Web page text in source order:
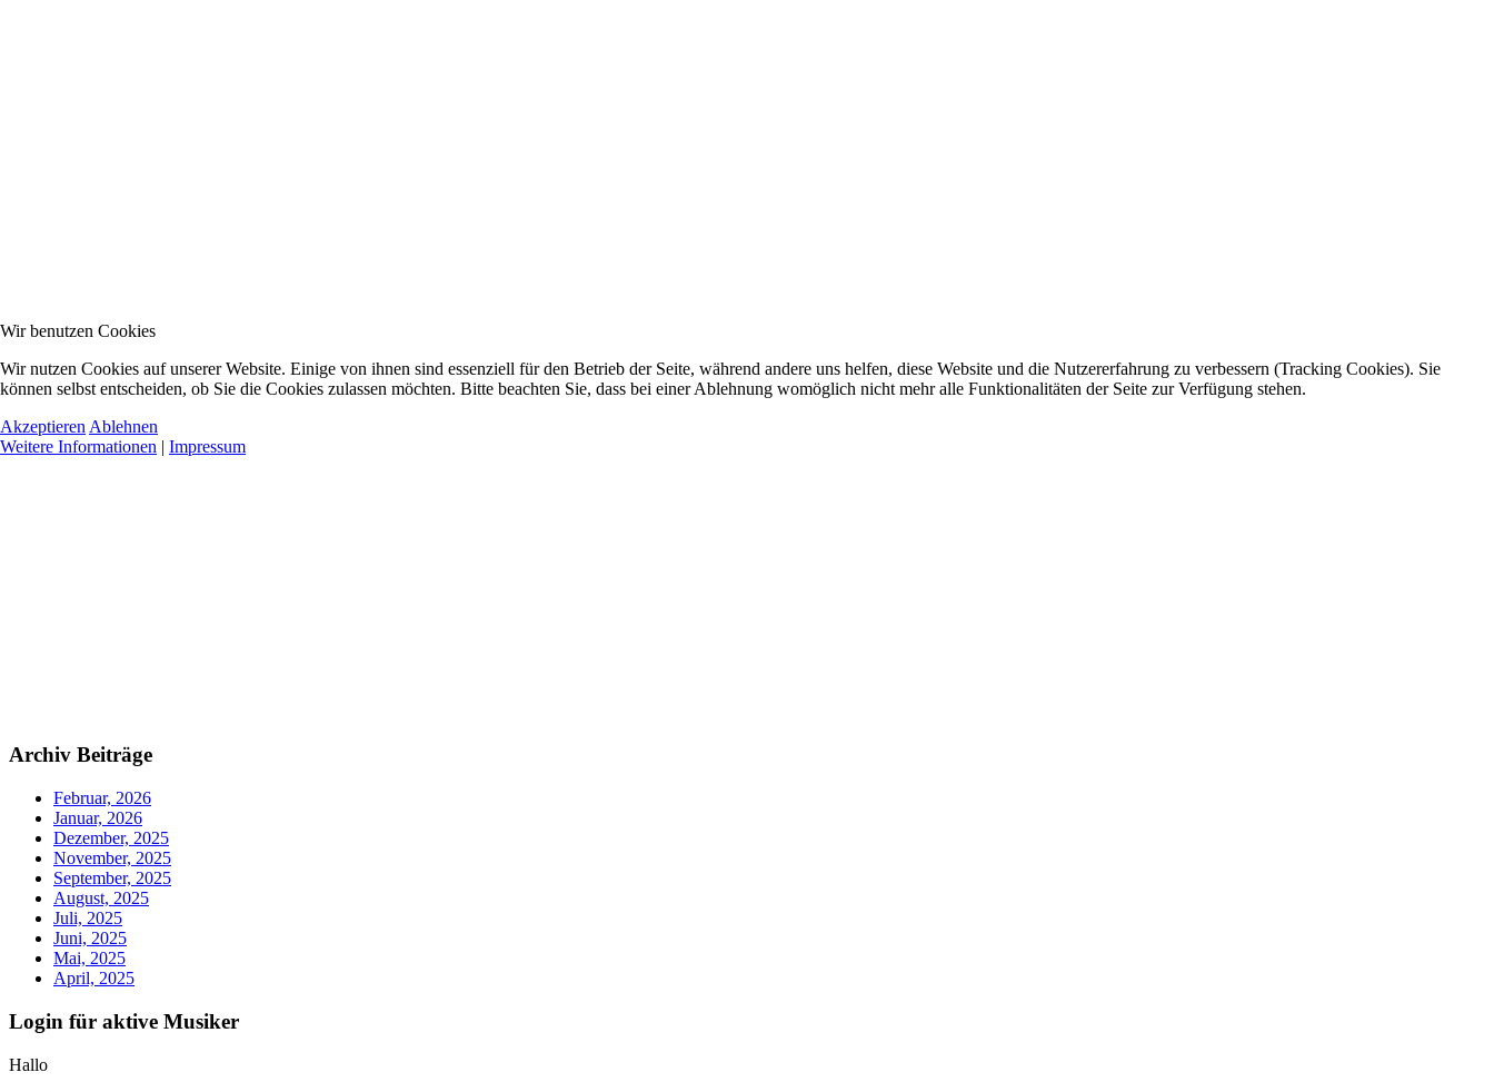
Archiv Beiträge
Februar, 2026
Januar, 2026
Dezember, 2025
November, 2025
September, 2025
August, 2025
Juli, 2025
Juni, 2025
Mai, 2025
April, 2025
Login für aktive Musiker
Hallo
Wir benutzen Cookies
Wir nutzen Cookies auf unserer Website. Einige von ihnen sind essenziell für den Betrieb der Seite, während andere uns helfen, diese Website und die Nutzererfahrung zu verbessern (Tracking Cookies). Sie
können selbst entscheiden, ob Sie die Cookies zulassen möchten. Bitte beachten Sie, dass bei einer Ablehnung womöglich nicht mehr alle Funktionalitäten der Seite zur Verfügung stehen.
Akzeptieren Ablehnen
Weitere Informationen | Impressum